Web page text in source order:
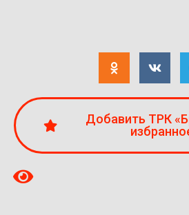
Добавить ТРК